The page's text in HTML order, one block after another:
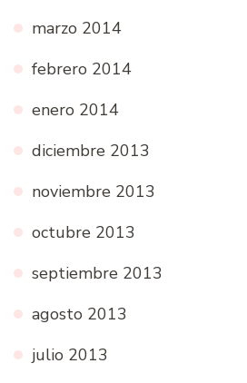
marzo 2014
febrero 2014
enero 2014
diciembre 2013
noviembre 2013
octubre 2013
septiembre 2013
agosto 2013
julio 2013